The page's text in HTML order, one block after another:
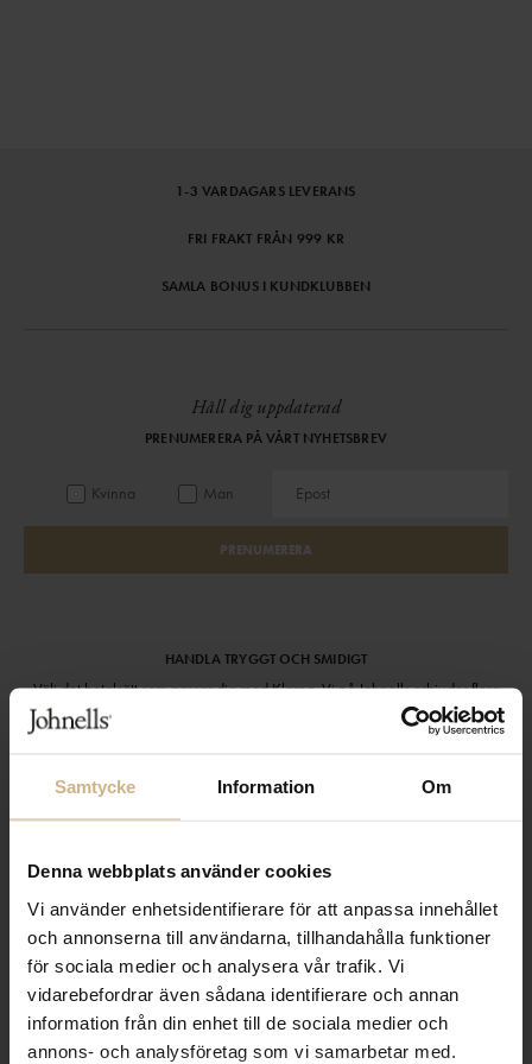
Samtycke Information Om
Denna webbplats använder cookies
Vi använder enhetsidentifierare för att anpassa innehållet
och annonserna till användarna, tillhandahålla funktioner
för sociala medier och analysera vår trafik. Vi
vidarebefordrar även sådana identifierare och annan
information från din enhet till de sociala medier och
annons- och analysföretag som vi samarbetar med.
1-3 VARDAGARS LEVERANS
FRI FRAKT FRÅN 999 KR
SAMLA BONUS I KUNDKLUBBEN
Håll dig uppdaterad
PRENUMERERA PÅ VÅRT NYHETSBREV
Kvinna Man
PRENUMERERA
HANDLA TRYGGT OCH SMIDIGT
Välj det betalsätt som passar dig med Klarna. Vi på Johnells erbjuder flera
bekväma fraktalternativ; utlämningsställe, hemleverans och paketskåp. Du
får alltid med en fraktsedel i ditt paket för smidiga returer och byten!
KUNDSERVICE OM JOHNELLS